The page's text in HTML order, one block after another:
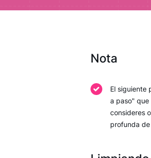
Nota
El siguiente
a paso" que
consideres
profunda